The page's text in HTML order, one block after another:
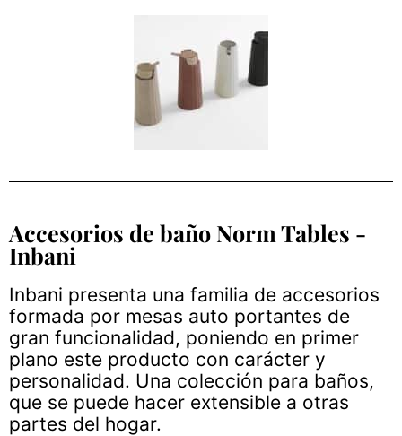
Accesorios de baño Norm Tables -
Inbani
Inbani presenta una familia de accesorios
formada por mesas auto portantes de
gran funcionalidad, poniendo en primer
plano este producto con carácter y
personalidad. Una colección para baños,
que se puede hacer extensible a otras
partes del hogar.